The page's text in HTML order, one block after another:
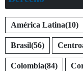
América Latina(10)
Brasil(56)
Colombia(84)